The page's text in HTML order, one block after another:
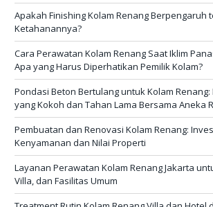
Apakah Finishing Kolam Renang Berpengaruh
Ketahanannya?
Cara Perawatan Kolam Renang Saat Iklim
Apa yang Harus Diperhatikan Pemilik Kolam?
Pondasi Beton Bertulang untuk Kolam
yang Kokoh dan Tahan Lama Bersama Aneka
Pembuatan dan Renovasi Kolam Renang:
Kenyamanan dan Nilai Properti
Layanan Perawatan Kolam Renang Jakarta
Villa, dan Fasilitas Umum